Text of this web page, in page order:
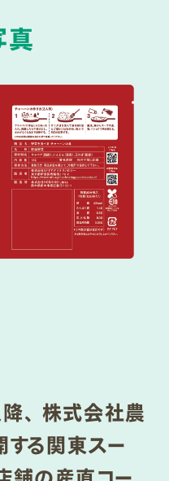
真
、 株式会社農
る関東スー